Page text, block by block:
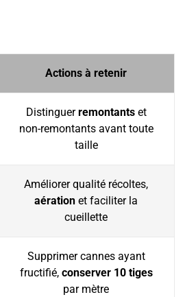
Actions à retenir
Distinguerremontantset
non-remontants avant toute
taille
Améliorer qualité récoltes,
aération et faciliter la
cueillette
Supprimer cannes ayant
fructifié, conserver 10 tiges
par mètre